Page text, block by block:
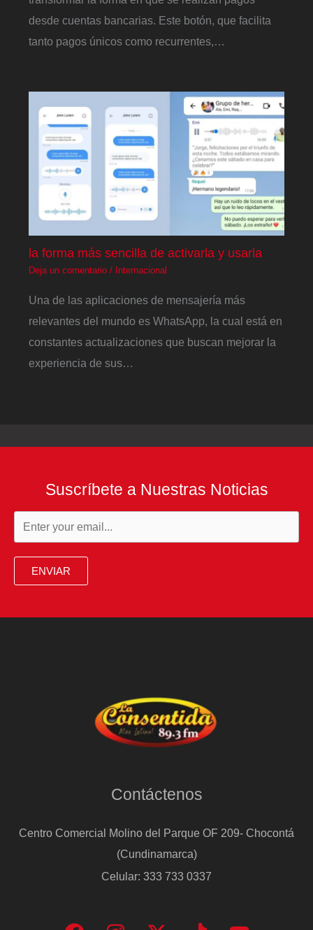
desde cuentas bancarias. Este botón, que facilita
tanto pagos únicos como recurrentes,…
la forma más sencilla de activarla y usarla
Deja un comentario / Internacional
Una de las aplicaciones de mensajería más
relevantes del mundo es WhatsApp, la cual está en
constantes actualizaciones que buscan mejorar la
experiencia de sus…
Suscríbete a Nuestras Noticias
ENVIAR
Contáctenos
Centro Comercial Molino del Parque OF 209- Chocontá
(Cundinamarca)
Celular: 333 733 0337